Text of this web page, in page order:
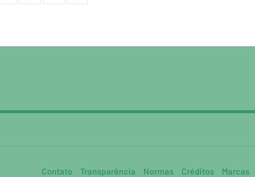
Contato Transparência Normas Créditos Marcas